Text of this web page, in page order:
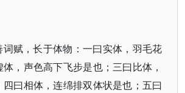
赋，长于体物：一曰实体，羽毛花
，声色高下飞步是也；三曰比体，
曰相体，连绵排双体状是也；五曰